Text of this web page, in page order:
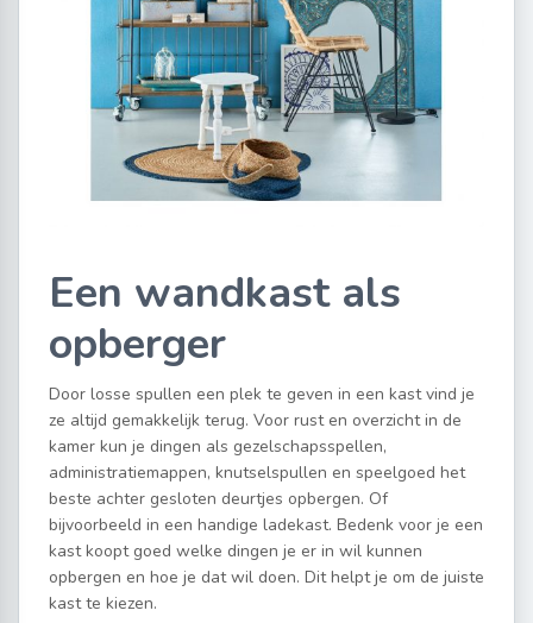
Een wandkast als
opberger
Door losse spullen een plek te geven in een kast vind je
ze altijd gemakkelijk terug. Voor rust en overzicht in de
kamer kun je dingen als gezelschapsspellen,
administratiemappen, knutselspullen en speelgoed het
beste achter gesloten deurtjes opbergen. Of
bijvoorbeeld in een handige ladekast. Bedenk voor je een
kast koopt goed welke dingen je er in wil kunnen
opbergen en hoe je dat wil doen. Dit helpt je om de juiste
kast te kiezen.